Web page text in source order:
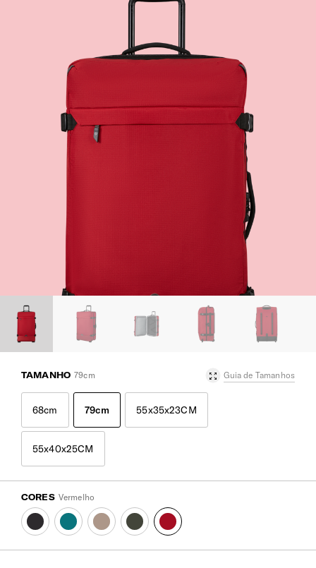
TAMANHO 79cm Guia de Tamanhos
68cm 79cm 55x35x23CM
55x40x25CM
CORES Vermelho